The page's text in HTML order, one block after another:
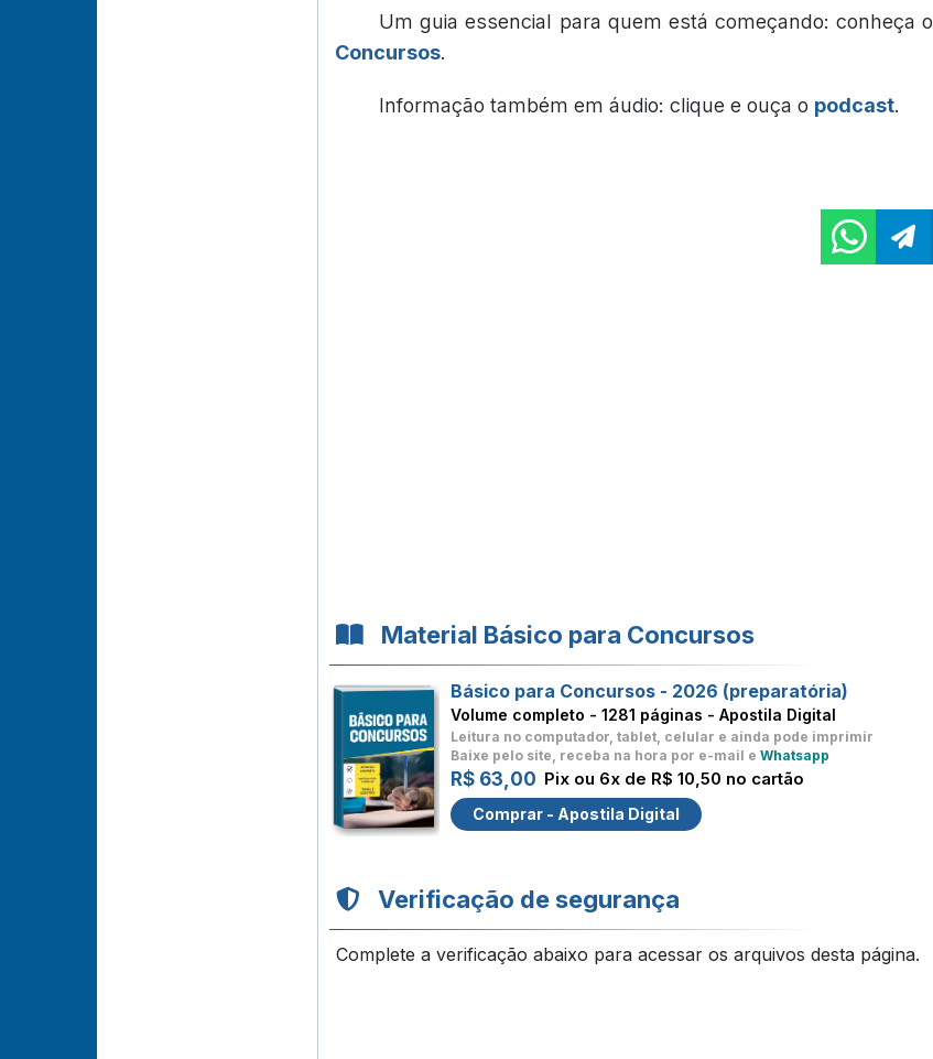
Um guia essencial para quem está começando: conheça o
Concursos.
Informação também em áudio: clique e ouça o podcast.
Material Básico para Concursos
Básico para Concursos - 2026 (preparatória)
Volume completo - 1281 páginas - Apostila Digital
Leitura no computador, tablet, celular e ainda pode imprimir
Baixe pelo site, receba na hora por e-mail e Whatsapp
R$ 63,00 Pix ou 6x de R$ 10,50 no cartão
Comprar - Apostila Digital
Verificação de segurança
Complete a verificação abaixo para acessar os arquivos desta página.